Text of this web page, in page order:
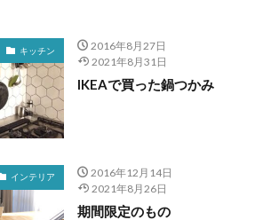
キッチン
2016年8月27日
2021年8月31日
IKEAで買った鍋つかみ
インテリア
2016年12月14日
2021年8月26日
期間限定のもの